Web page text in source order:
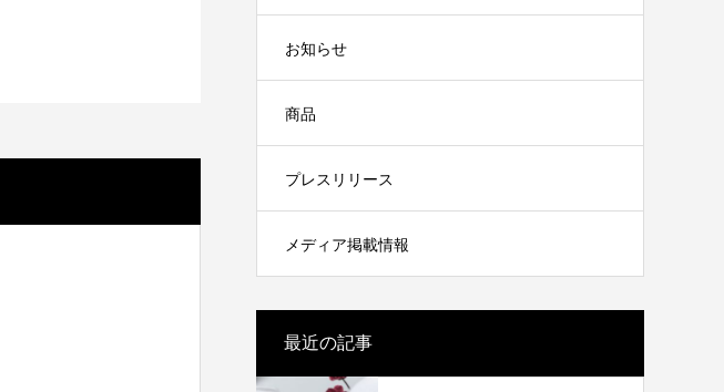
Cellapy
当社社員を騙る「なりすまし詐欺」に関す
今、BBクリームの波が再び。ヘアメイク
yumiも推す進化した3種のミシャBBクリー
ム
2026.06.22
お知らせ
商品
プレスリリース
メディア掲載情報
最近の記事